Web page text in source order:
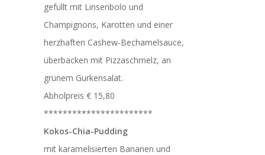
gefüllt mit Linsenbolo und
Champignons, Karotten und einer
herzhaften Cashew-Bechamelsauce,
überbacken mit Pizzaschmelz, an
grünem Gurkensalat.
Abholpreis € 15,80
***********************
Kokos-Chia-Pudding
mit karamelisierten Bananen und